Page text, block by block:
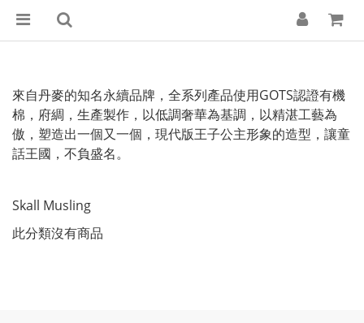
來自丹麥的知名永續品牌，全系列產品使用GOTS認證有機
棉，府綢，生產製作，以低調奢華為基調，以精湛工藝為
傲，塑造出一個又一個，現代版王子公主形象的造型，讓童
話王國，不負盛名。
Skall Musling
此分類沒有商品